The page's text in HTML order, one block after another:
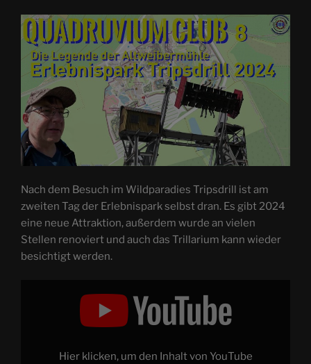
Nach dem Besuch im Wildparadies Tripsdrill ist am
zweiten Tag der Erlebnispark selbst dran. Es gibt 2024
eine neue Attraktion, außerdem wurde an vielen
Stellen renoviert und auch das Trillarium kann wieder
besichtigt werden.
Altweibermühle
Hier klicken, um den Inhalt von YouTube